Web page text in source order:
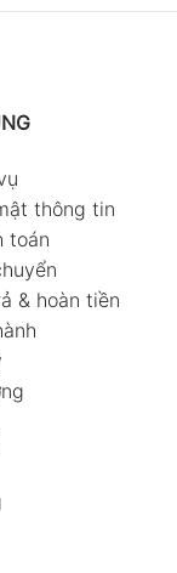
thông tin
toán
& hoàn tiền